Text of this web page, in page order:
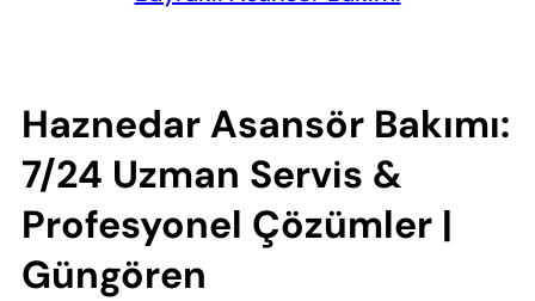
Haznedar Asansör Bakımı:
7/24 Uzman Servis &
Profesyonel Çözümler |
Güngören